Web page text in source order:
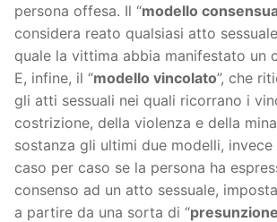
persona offesa. Il “modello
considera reato qualsiasi atto
quale la vittima abbia manifestato un
E, infine, il “modello vincolato”, che
gli atti sessuali nei quali ricorrano i
costrizione, della violenza e della
sostanza gli ultimi due modelli,
caso per caso se la persona ha
consenso ad un atto sessuale,
a partire da una sorta di “